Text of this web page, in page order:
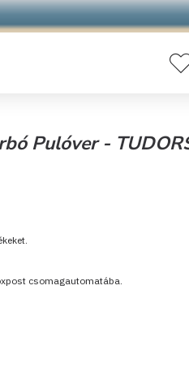
Pulóver -
csomagautomatába.